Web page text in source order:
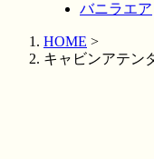
バニラエア
HOME >
キャビンアテン